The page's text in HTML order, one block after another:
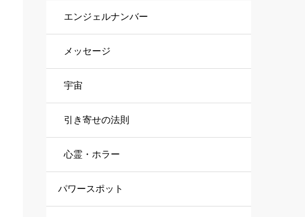
エンジェルナンバー
メッセージ
宇宙
引き寄せの法則
心霊・ホラー
パワースポット